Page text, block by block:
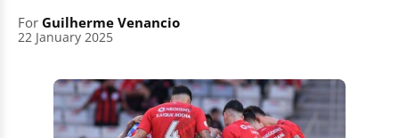
For Guilherme Venancio
22 January 2025